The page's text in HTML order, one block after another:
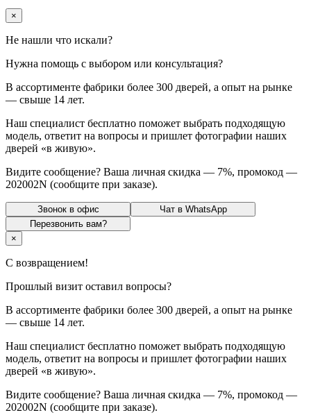
×
Не нашли что искали?
Нужна помощь с выбором или консультация?
В ассортименте фабрики более 300 дверей, а опыт на рынке
— свыше 14 лет.
Наш специалист бесплатно поможет выбрать подходящую
модель, ответит на вопросы и пришлет фотографии наших
дверей «в живую».
Видите сообщение? Ваша личная скидка — 7%, промокод —
202002N (сообщите при заказе).
Звонок в офис
Чат в WhatsApp
Перезвонить вам?
×
С возвращением!
Прошлый визит оставил вопросы?
В ассортименте фабрики более 300 дверей, а опыт на рынке
— свыше 14 лет.
Наш специалист бесплатно поможет выбрать подходящую
модель, ответит на вопросы и пришлет фотографии наших
дверей «в живую».
Видите сообщение? Ваша личная скидка — 7%, промокод —
202002N (сообщите при заказе).